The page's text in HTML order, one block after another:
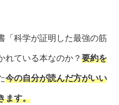
「科学が証明した最強の筋
れている本なのか？ 要約を
今の自分が読んだ方がいい
ます。